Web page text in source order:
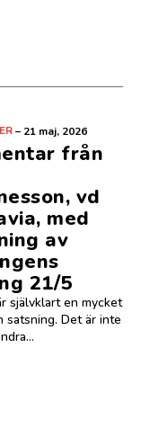
– 21 maj, 2026
från
vd
med
av
21/5
självklart en mycket
satsning. Det är inte